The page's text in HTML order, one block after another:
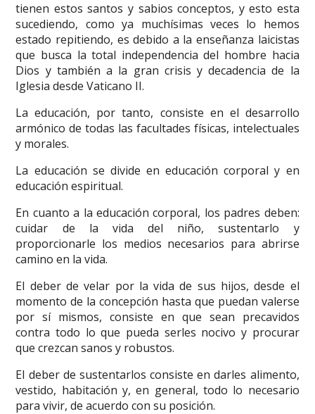
tienen estos santos y sabios conceptos, y esto esta
sucediendo, como ya muchísimas veces lo hemos
estado repitiendo, es debido a la enseñanza laicistas
que busca la total independencia del hombre hacia
Dios y también a la gran crisis y decadencia de la
Iglesia desde Vaticano II.
La educación, por tanto, consiste en el desarrollo
armónico de todas las facultades físicas, intelectuales
y morales.
La educación se divide en educación corporal y en
educación espiritual.
En cuanto a la educación corporal, los padres deben:
cuidar de la vida del niño, sustentarlo y
proporcionarle los medios necesarios para abrirse
camino en la vida.
El deber de velar por la vida de sus hijos, desde el
momento de la concepción hasta que puedan valerse
por sí mismos, consiste en que sean precavidos
contra todo lo que pueda serles nocivo y procurar
que crezcan sanos y robustos.
El deber de sustentarlos consiste en darles alimento,
vestido, habitación y, en general, todo lo necesario
para vivir, de acuerdo con su posición.